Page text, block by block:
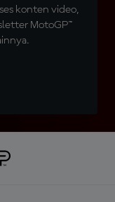
konten video,
MotoGP™